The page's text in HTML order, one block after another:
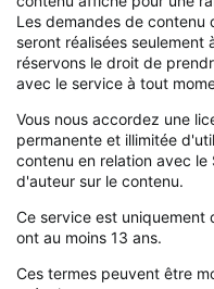
Les demandes de
seront réalisées seulement
réservons le droit de
avec le service à tout
Vous nous accordez une
permanente et illimitée
contenu en relation avec
d'auteur sur le contenu.
Ce service est uniquement
ont au moins 13 ans.
Ces termes peuvent être